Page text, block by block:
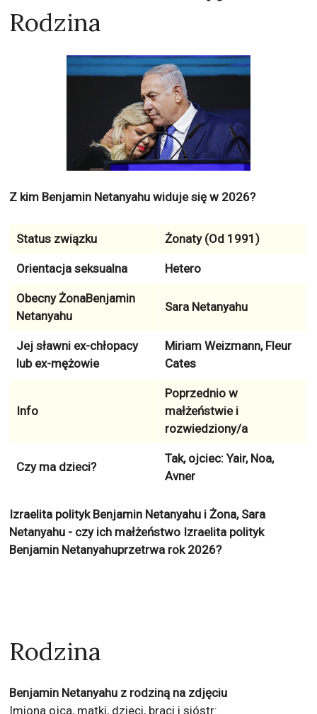
Rodzina
Z kim Benjamin Netanyahu widuje się w 2026?
Status związku Żonaty (Od 1991)
Orientacja seksualna Hetero
Obecny ŻonaBenjamin
Netanyahu
Sara Netanyahu
Jej sławni ex-chłopacy
lub ex-mężowie
Miriam Weizmann, Fleur
Cates
Info
Poprzednio w
małżeństwie i
rozwiedziony/a
Czy ma dzieci?
Tak, ojciec: Yair, Noa,
Avner
Izraelita polityk Benjamin Netanyahu i Żona, Sara
Netanyahu - czy ich małżeństwo Izraelita polityk
Benjamin Netanyahuprzetrwa rok 2026?
Rodzina
Benjamin Netanyahu z rodziną na zdjęciu
Imiona ojca, matki, dzieci, braci i sióstr: